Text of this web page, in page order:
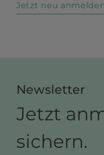
Jetzt neu
Newsletter
Jetzt
sichern.